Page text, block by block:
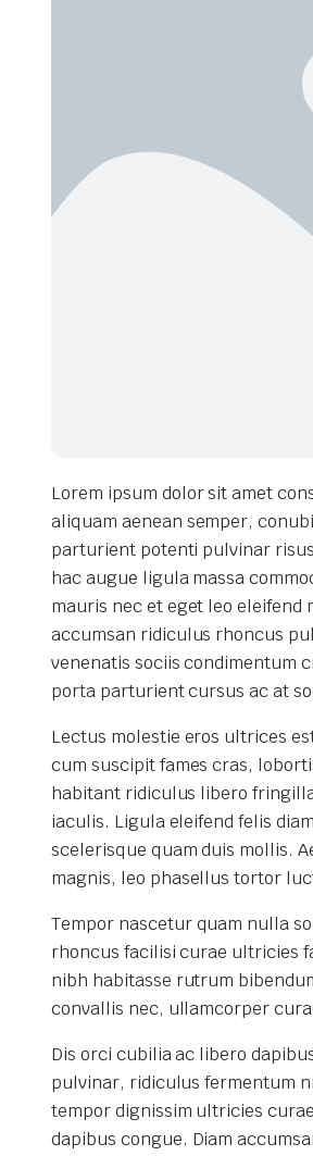
Lorem ipsum dolor sit amet
aliquam aenean semper,
parturient potenti pulvinar
hac augue ligula massa
mauris nec et eget leo eleifend
accumsan ridiculus rhoncus
venenatis sociis condimentum
porta parturient cursus ac at
Lectus molestie eros ultrices
cum suscipit fames cras,
habitant ridiculus libero
iaculis. Ligula eleifend felis
scelerisque quam duis mollis.
magnis, leo phasellus tortor
Tempor nascetur quam nulla
rhoncus facilisi curae ultricies
nibh habitasse rutrum
convallis nec, ullamcorper
Dis orci cubilia ac libero
pulvinar, ridiculus fermentum
tempor dignissim ultricies
dapibus congue. Diam